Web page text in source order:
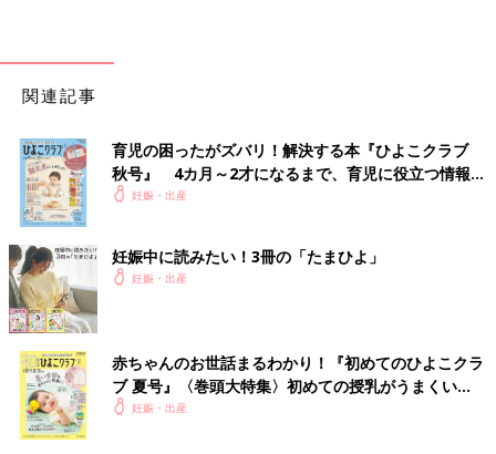
関連記事
育児の困ったがズバリ！解決する本『ひよこクラブ
秋号』 4カ月～2才になるまで、育児に役立つ情報が
いっぱい！
妊娠・出産
妊娠中に読みたい！3冊の「たまひよ」
妊娠・出産
赤ちゃんのお世話まるわかり！『初めてのひよこクラ
ブ 夏号』〈巻頭大特集〉初めての授乳がうまくい
く！ おっぱい・ミルクの基本と夏のトラブル 解決テ
妊娠・出産